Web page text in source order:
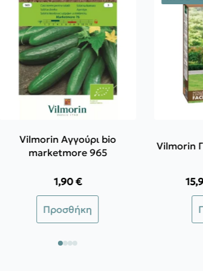
Vilmorin Αγγούρι bio
marketmore 965
1,90€
Προσθήκη
Vilmorin
το